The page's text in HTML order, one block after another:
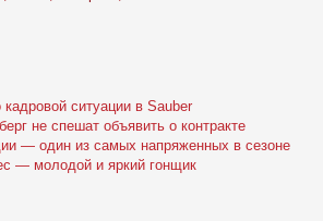
ситуации в Sauber
не спешат объявить о контракте
— один из самых напряженных в сезоне
— молодой и яркий гонщик